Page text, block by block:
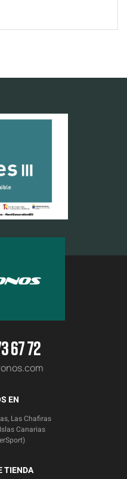
67 72
EN
Las Chafiras
Canarias
TIENDA